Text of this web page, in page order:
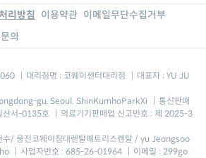
리방침 이용약관 이메일무단수집거부
의
대리점명 : 코웨이센터대리점
대표자 : YU JU
gu, Seoul. ShinKumhoParkXi
통신판매
산서-0135호
의료기기판매업 신고번호 : 제 2025-3
수/ 웅진코웨이침대렌탈매트리스렌탈 / yu Jeongsoo
사업자번호 : 685-26-01964 이메일 : 299go